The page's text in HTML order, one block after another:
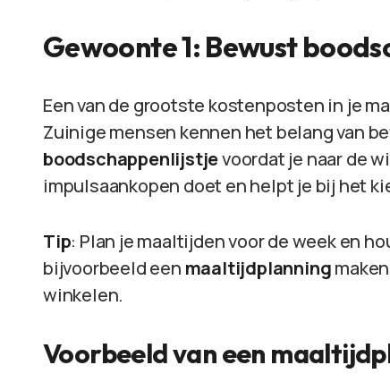
Gewoonte 1: Bewust
Een van de grootste kostenposten in je
Zuinige mensen kennen het belang van
boodschappenlijstjevoordat je naar de
impulsaankopen doet en helpt je bij het
Tip: Plan je maaltijden voor de week en
bijvoorbeeld een maaltijdplanning
winkelen.
Voorbeeld van een